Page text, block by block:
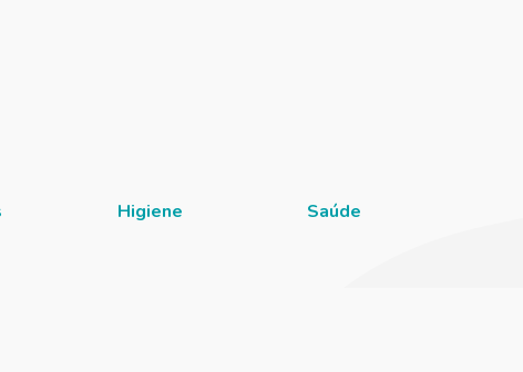
Higiene Saúde